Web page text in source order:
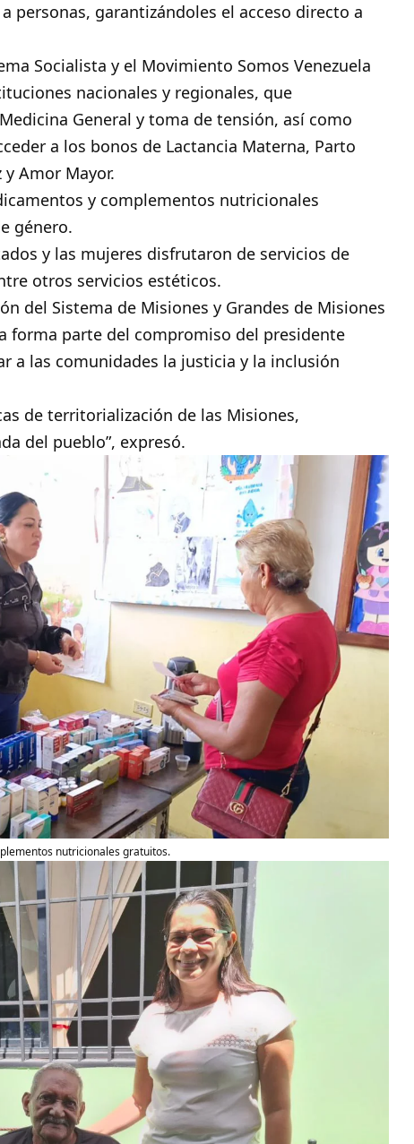
personas, garantizándoles el acceso directo a
Socialista y el Movimiento Somos Venezuela
nacionales y regionales, que
General y toma de tensión, así como
a los bonos de Lactancia Materna, Parto
Amor Mayor.
y complementos nutricionales
género.
y las mujeres disfrutaron de servicios de
otros servicios estéticos.
del Sistema de Misiones y Grandes de Misiones
forma parte del compromiso del presidente
a las comunidades la justicia y la inclusión
de territorialización de las Misiones,
del pueblo”, expresó.
nutricionales gratuitos.